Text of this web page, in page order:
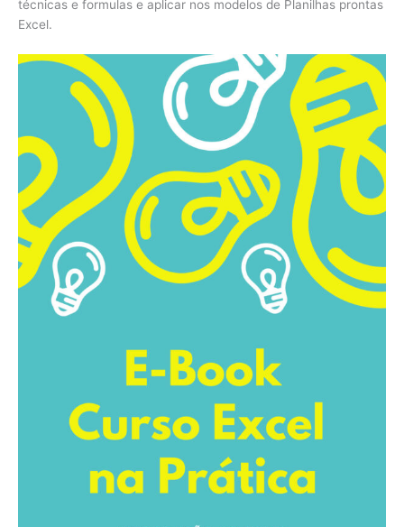
técnicas e formulas e aplicar nos modelos de Planilhas prontas
Excel.